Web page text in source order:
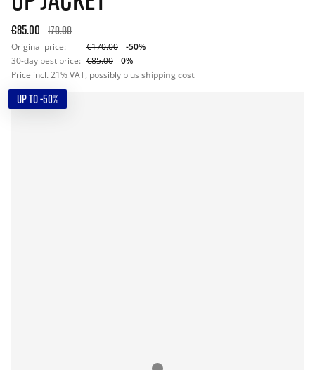
€85.00 170.00
Original price: €170.00
-50%
30-day best price: €85.00
0%
Price incl. 21% VAT, possibly plus shipping cost
UP TO -50%